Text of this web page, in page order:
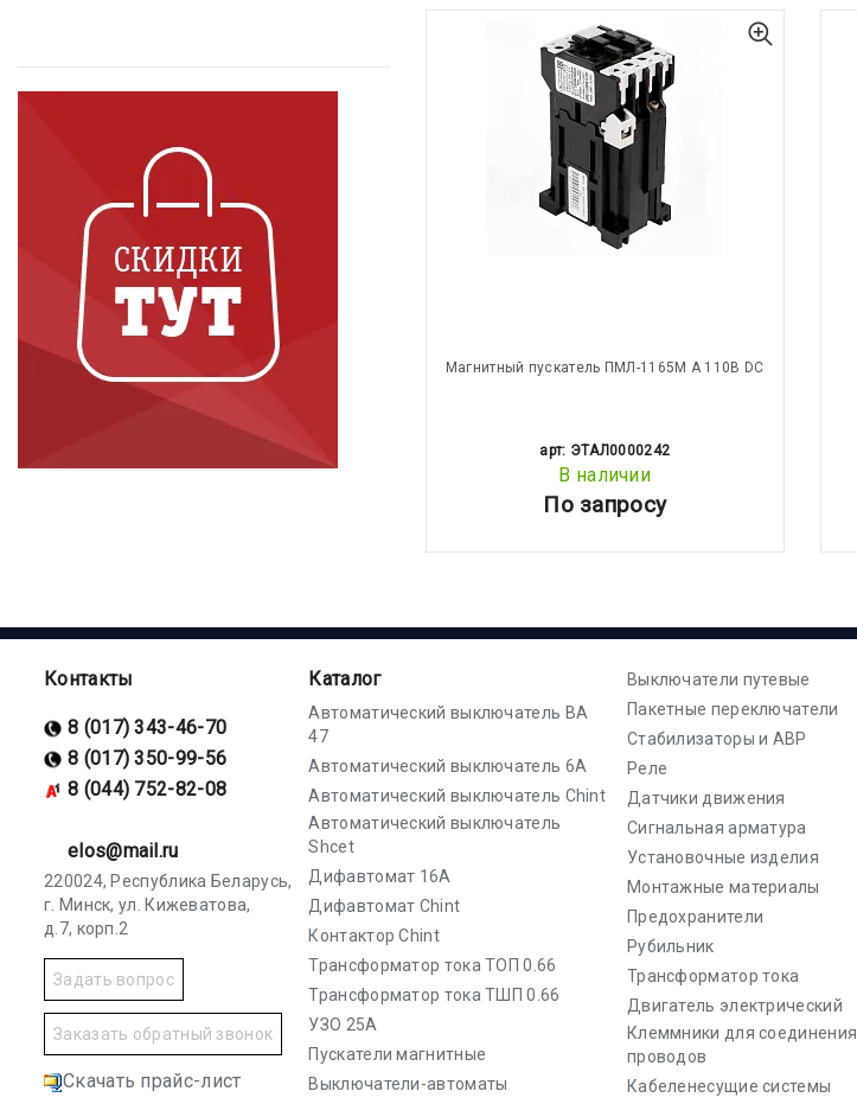
Магнитный пускатель ПМЛ-1165М А 110В DC
арт: ЭТАЛ0000242
В наличии
По запросу
Контакты
8 (017) 343-46-70
8 (017) 350-99-56
8 (044) 752-82-08
elos@mail.ru
220024, Республика Беларусь,
г. Минск, ул. Кижеватова,
д.7, корп.2
Задать вопрос
Заказать обратный звонок
Скачать прайс-лист
Каталог
Автоматический выключатель ВА
47
Автоматический выключатель 6А
Автоматический выключатель Chint
Автоматический выключатель
Shcet
Дифавтомат 16А
Дифавтомат Chint
Контактор Chint
Трансформатор тока ТОП 0.66
Трансформатор тока ТШП 0.66
УЗО 25А
Пускатели магнитные
Выключатели-автоматы
Выключатели путевые
Пакетные переключатели
Стабилизаторы и АВР
Реле
Датчики движения
Сигнальная арматура
Установочные изделия
Монтажные материалы
Предохранители
Рубильник
Трансформатор тока
Двигатель электрический
Клеммники для соединения
проводов
Кабеленесущие системы